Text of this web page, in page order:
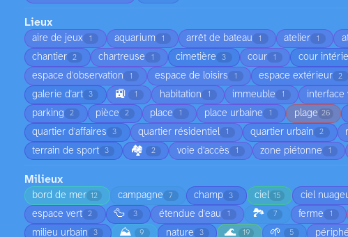
Lieux
aire de jeux 1 aquarium 1 arrêt de bateau 1 atelier 1
chantier 2 chartreuse 1 cimetière 3 cour 1 cour
espace d'observation 1 espace de loisirs 1 espace extérieur 2
galerie d'art 3 🚉 1 habitation 1 immeuble 1 interface
parking 2 pièce 2 place 1 place urbaine 1 plage 26
quartier d'affaires 3 quartier résidentiel 1 quartier urbain 2
terrain de sport 3 🏘️ 2 voie d’accès 1 zone piétonne 1
Milieux
bord de mer 12 campagne 7 champ 3 ciel 15 ciel
espace vert 2 🦆 3 étendue d'eau 1 🏞️ 7 ferme 1
milieu urbain 3 ⛰️ 9 nature 3 🌊 19 🌱 5